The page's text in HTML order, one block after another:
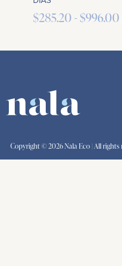
$285.20-$996.00
Copyright © 2026 Nala Eco | All rights